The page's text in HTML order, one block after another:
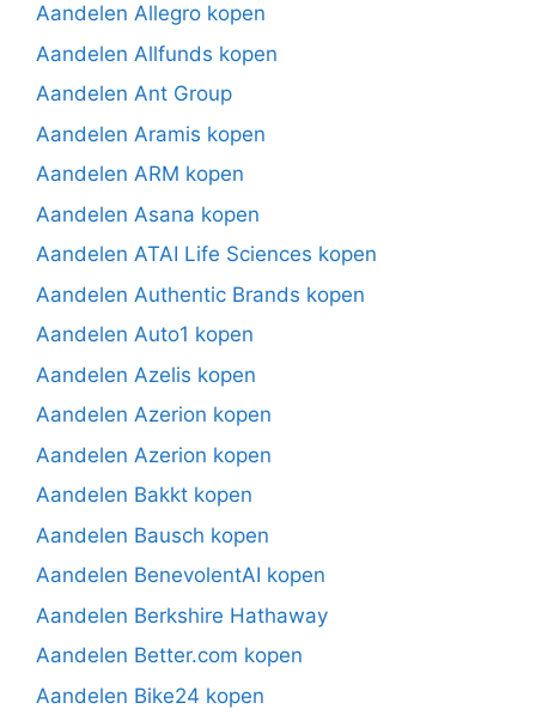
Aandelen Allegro kopen
Aandelen Allfunds kopen
Aandelen Ant Group
Aandelen Aramis kopen
Aandelen ARM kopen
Aandelen Asana kopen
Aandelen ATAI Life Sciences kopen
Aandelen Authentic Brands kopen
Aandelen Auto1 kopen
Aandelen Azelis kopen
Aandelen Azerion kopen
Aandelen Azerion kopen
Aandelen Bakkt kopen
Aandelen Bausch kopen
Aandelen BenevolentAI kopen
Aandelen Berkshire Hathaway
Aandelen Better.com kopen
Aandelen Bike24 kopen